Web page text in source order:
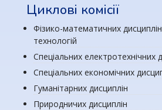
Циклові комісії
Фізико-математичних
технологій
Спеціальних електротехнічних
Спеціальних економічних
Гуманітарних дисциплін
Природничих дисциплін